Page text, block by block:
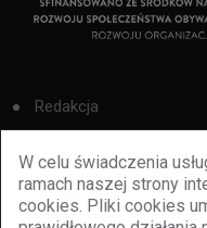
W celu świadczenia
ramach naszej strony
cookies. Pliki cookies
Redakcja
Cookies
Reklama